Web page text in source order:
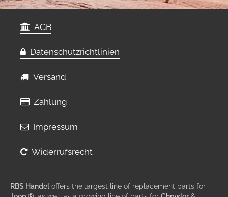
AGB
Datenschutzrichtlinien
Versand
Zahlung
Impressum
Widerrufsrecht
RBS Handel offers the largest line of replacement parts for